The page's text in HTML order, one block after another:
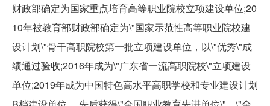
财政部确定为国家重点培育高等职业院校立项建设单位;20
10年被教育部财政部确定为\"国家示范性高等职业院校建
设计划\"骨干高职院校第一批立项建设单位，以\"优秀\"成
绩通过验收;2016年成为\"广东省一流高职院校\"立项建设
单位;2019年成为中国特色高水平高职学校和专业建设计划